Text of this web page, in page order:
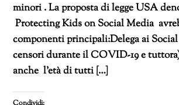
minori . La proposta di legge USA
Protecting Kids on Social Media
componenti principali:Delega ai
censori durante il COVID-19 e
anche l’età di tutti […]